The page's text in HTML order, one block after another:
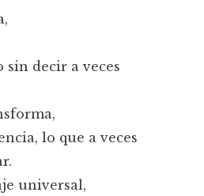
sin decir a veces
lo que a veces
universal,